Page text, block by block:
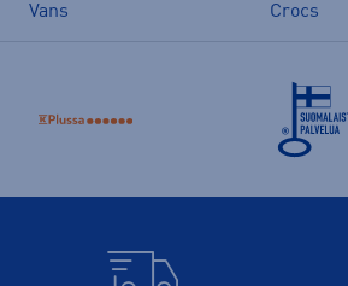
Vans
Crocs